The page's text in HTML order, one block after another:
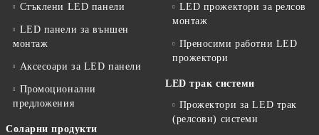
Стъклени LED панели
LED панели за външен
монтаж
Аксесоари за LED панели
Промоционални
предложения
Соларни продукти
LED прожектори за релсов
монтаж
Преносими работни LED
прожектори
LED трак системи
Прожектори за LED трак
(релсови) системи